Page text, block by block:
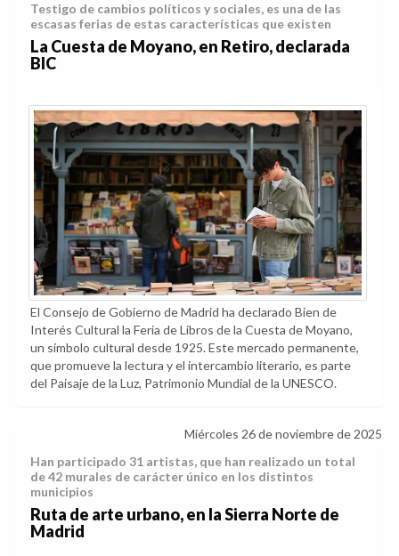
Testigo de cambios políticos y sociales, es una de las
escasas ferias de estas características que existen
La Cuesta de Moyano, en Retiro, declarada
BIC
El Consejo de Gobierno de Madrid ha declarado Bien de
Interés Cultural la Feria de Libros de la Cuesta de Moyano,
un símbolo cultural desde 1925. Este mercado permanente,
que promueve la lectura y el intercambio literario, es parte
del Paisaje de la Luz, Patrimonio Mundial de la UNESCO.
Miércoles 26 de noviembre de 2025
Han participado 31 artistas, que han realizado un total
de 42 murales de carácter único en los distintos
municipios
Ruta de arte urbano, en la Sierra Norte de
Madrid